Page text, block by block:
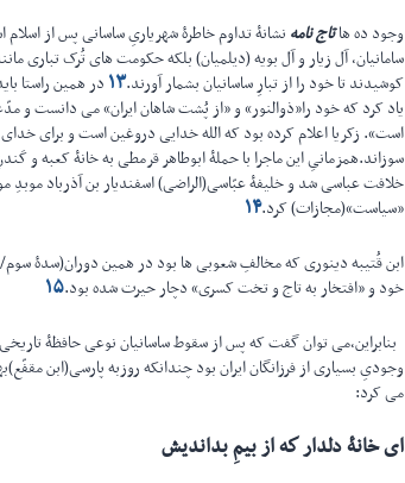
وجود ده هاتاج نامه نشانۀ تداوم خاطرۀ شهریاریِ ساسانی پس از
سامانیان، آل زیار و آل بویه (دیلمیان) بلکه حکومت های تُرک تباری
کوشیدند تا خود را از تبارِ ساسانیان بشمار آورند.۱۳
یاد کرد که خود را«ذوالنور» و «از پُشت شاهان ایران» می دانست
است». زکریا اعلام کرده بود که الله خدایی دروغین است و برای
سوزاند.همزمانیِ این ماجرا با حملۀ ابوطاهر قرمطی به خانۀ کعبه و
خلافت عباسی شد و خلیفۀ عبّاسی(الراضی) اسفندیار بن آذرباد موبدِ
«سیاست»(مجازات) کرد.۱۴
ابن قُتیبه دینوری که مخالفِ شعوبی ها بود در همین دوران(سدۀ
خود و «افتخار به تاج و تخت کسری» دچار حیرت شده بود.۱۵
بنابراین،می توان گفت که پس از سقوط ساسانیان نوعی حافظۀ
وجودیِ بسیاری از فرزانگان ایران بود چندانکه روزبه پارسی(ابن
می کرد:
اى خانۀ دلدار كه از بيمِ بدانديش